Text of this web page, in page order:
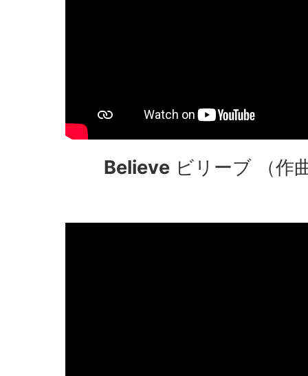
Believeビリーブ （作